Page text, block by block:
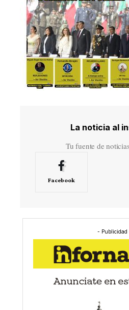
La noticia al
Tu fuente de
Facebook
- Publicidad